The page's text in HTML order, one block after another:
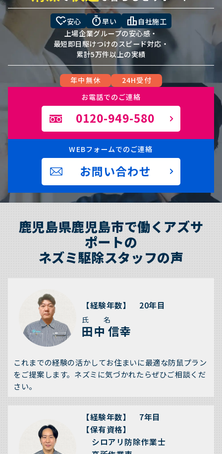
heart_check安心 timer早い leaderboard 自社施工
上場企業グループの安心感・
最短即日駆けつけのスピード対応・
累計5万件以上の実績
年中無休
24H受付
お電話でのご連絡
0120-949-580
WEBフォームでのご連絡
お問い合わせ
鹿児島県鹿児島市で働くアズサ
ポートの
ネズミ駆除スタッフの声
【経験年数】 20年目
氏 名
田中 信幸
これまでの経験の活かしてお住まいに最適な防鼠プラン
をご提案します。ネズミに気づかれたらぜひご相談くだ
さい。
【経験年数】 7年目
【保有資格】
シロアリ防除作業士